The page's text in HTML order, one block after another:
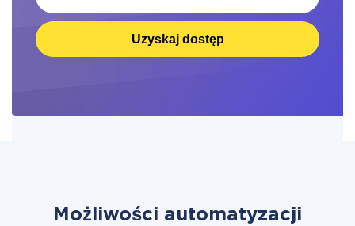
Uzyskaj dostęp
Możliwości automatyzacji